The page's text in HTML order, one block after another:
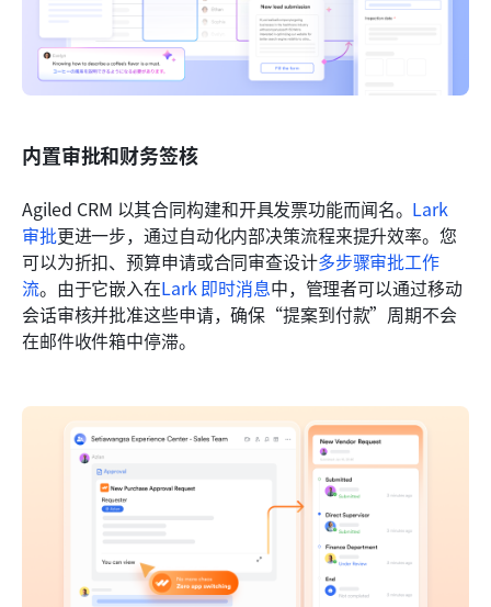
内置审批和财务签核
Agiled CRM 以其合同构建和开具发票功能而闻名。 Lark
审批更进一步，通过自动化内部决策流程来提升效率。您
可以为折扣、预算申请或合同审查设计多步骤审批工作
流。由于它嵌入在Lark 即时消息中，管理者可以通过移动
会话审核并批准这些申请，确保“提案到付款”周期不会
在邮件收件箱中停滞。